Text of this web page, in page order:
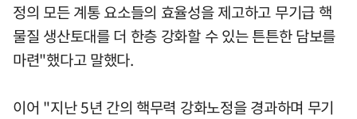
정의 모든 계통 요소들의 효율성을 제고하고 무기급 핵
물질 생산토대를 더 한층 강화할 수 있는 튼튼한 담보를
마련"했다고 말했다.
이어 "지난 5년 간의 핵무력 강화노정을 경과하며 무기